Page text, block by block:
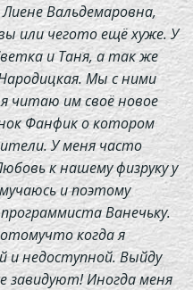
Вальдемаровна,
или чегото ещё хуже. У
и Таня, а так же
Мы с ними
читаю им своё новое
Фанфик о котором
У меня часто
к нашему физруку у
и поэтому
Ванечьку.
когда я
и недоступной. Выйду
завидуют! Иногда меня